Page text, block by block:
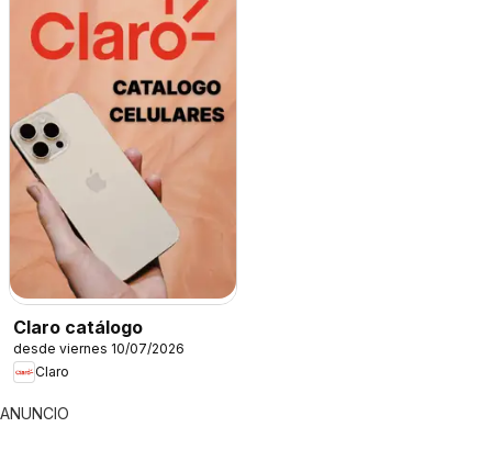
Claro catálogo
desde viernes 10/07/2026
Claro
ANUNCIO